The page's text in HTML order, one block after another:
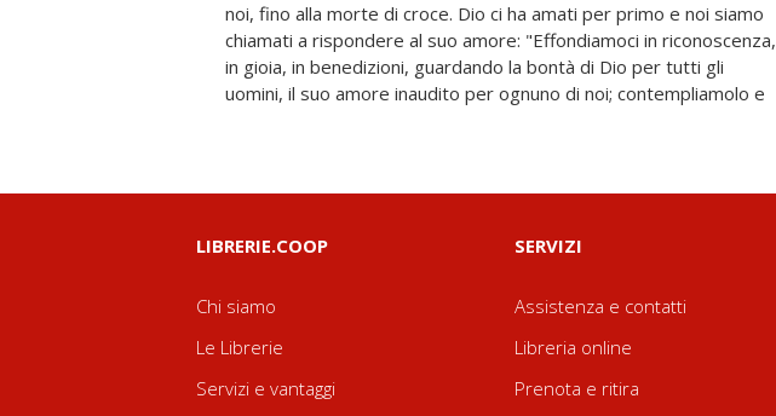
noi, fino alla morte di croce. Dio ci ha amati per primo e noi siamo
chiamati a rispondere al suo amore: "Effondiamoci in riconoscenza,
in gioia, in benedizioni, guardando la bontà di Dio per tutti gli
uomini, il suo amore inaudito per ognuno di noi; contempliamolo e
sangue per ognuno di noi! Che amore! Che felicità d'essere tanto
amati!? Chi siamo noi, per essere trattati così teneramente, e così
LIBRERIE.COOP
Chi siamo
Le Librerie
Servizi e vantaggi
SERVIZI
Assistenza e contatti
Libreria online
Prenota e ritira